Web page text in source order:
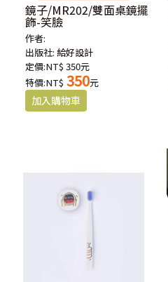
鏡子/MR202/雙面桌鏡擺
飾-笑臉
作者:
出版社: 給好設計
定價:NT$ 350元
特價:NT$ 350元